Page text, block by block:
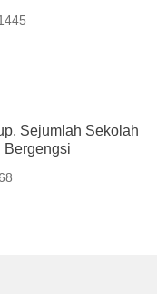
Sejumlah Sekolah
Bergengsi